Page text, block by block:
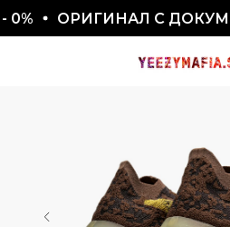
ОРИГИНАЛ С
СКИДКА 7777₽ ПО ПРОМОКОДУ